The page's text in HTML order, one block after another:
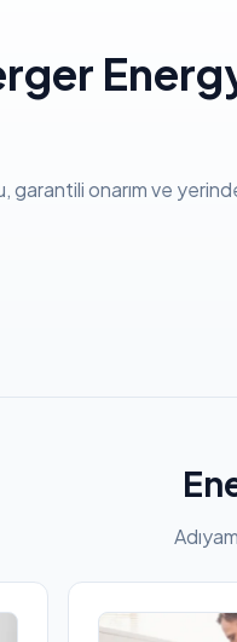
garantili onarım ve